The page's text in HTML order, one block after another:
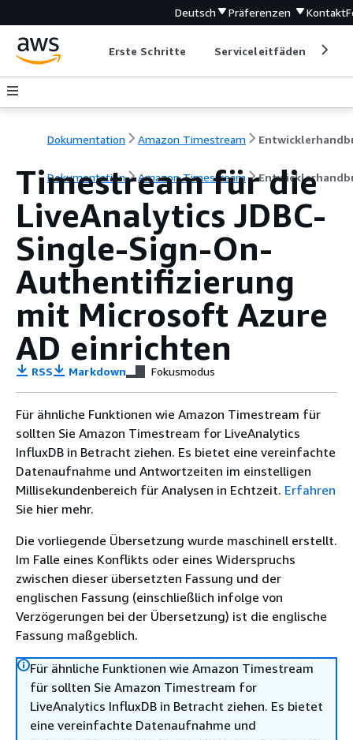
Deutsch Präferenzen Kontakt
Erste Schritte Serviceleitfäden
Dokumentation Amazon Timestream
Dokumentation Amazon Timestream
Timestream für die
LiveAnalytics JDBC-
Single-Sign-On-
Authentifizierung
mit Microsoft Azure
AD einrichten
RSS Markdown Fokusmodus
Für ähnliche Funktionen wie Amazon Timestream für
sollten Sie Amazon Timestream for LiveAnalytics
InfluxDB in Betracht ziehen. Es bietet eine vereinfachte
Datenaufnahme und Antwortzeiten im einstelligen
Millisekundenbereich für Analysen in Echtzeit. Erfahren
Sie hier mehr.
Die vorliegende Übersetzung wurde maschinell erstellt.
Im Falle eines Konflikts oder eines Widerspruchs
zwischen dieser übersetzten Fassung und der
englischen Fassung (einschließlich infolge von
Verzögerungen bei der Übersetzung) ist die englische
Fassung maßgeblich.
Für ähnliche Funktionen wie Amazon Timestream
für sollten Sie Amazon Timestream for
LiveAnalytics InfluxDB in Betracht ziehen. Es bietet
eine vereinfachte Datenaufnahme und